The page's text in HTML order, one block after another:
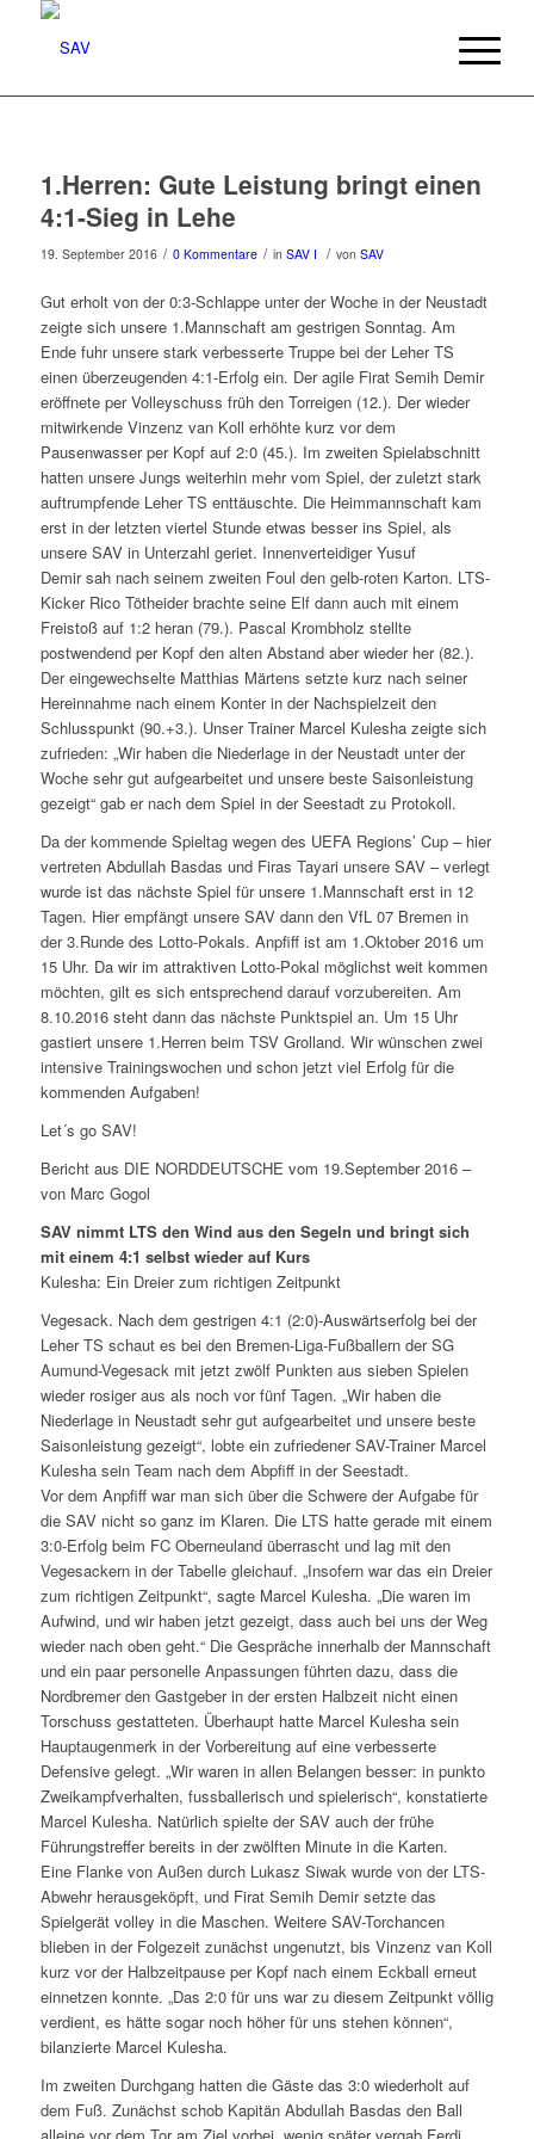
1.Herren: Gute Leistung bringt einen
4:1-Sieg in Lehe
19. September 2016 / 0 Kommentare / in SAV I / von SAV
Gut erholt von der 0:3-Schlappe unter der Woche in der Neustadt
zeigte sich unsere 1.Mannschaft am gestrigen Sonntag. Am
Ende fuhr unsere stark verbesserte Truppe bei der Leher TS
einen überzeugenden 4:1-Erfolg ein. Der agile Firat Semih Demir
eröffnete per Volleyschuss früh den Torreigen (12.). Der wieder
mitwirkende Vinzenz van Koll erhöhte kurz vor dem
Pausenwasser per Kopf auf 2:0 (45.). Im zweiten Spielabschnitt
hatten unsere Jungs weiterhin mehr vom Spiel, der zuletzt stark
auftrumpfende Leher TS enttäuschte. Die Heimmannschaft kam
erst in der letzten viertel Stunde etwas besser ins Spiel, als
unsere SAV in Unterzahl geriet. Innenverteidiger Yusuf
Demir sah nach seinem zweiten Foul den gelb-roten Karton. LTS-
Kicker Rico Tötheider brachte seine Elf dann auch mit einem
Freistoß auf 1:2 heran (79.). Pascal Krombholz stellte
postwendend per Kopf den alten Abstand aber wieder her (82.).
Der eingewechselte Matthias Märtens setzte kurz nach seiner
Hereinnahme nach einem Konter in der Nachspielzeit den
Schlusspunkt (90.+3.). Unser Trainer Marcel Kulesha zeigte sich
zufrieden: „Wir haben die Niederlage in der Neustadt unter der
Woche sehr gut aufgearbeitet und unsere beste Saisonleistung
gezeigt“ gab er nach dem Spiel in der Seestadt zu Protokoll.
Da der kommende Spieltag wegen des UEFA Regions’ Cup – hier
vertreten Abdullah Basdas und Firas Tayari unsere SAV – verlegt
wurde ist das nächste Spiel für unsere 1.Mannschaft erst in 12
Tagen. Hier empfängt unsere SAV dann den VfL 07 Bremen in
der 3.Runde des Lotto-Pokals. Anpfiff ist am 1.Oktober 2016 um
15 Uhr. Da wir im attraktiven Lotto-Pokal möglichst weit kommen
möchten, gilt es sich entsprechend darauf vorzubereiten. Am
8.10.2016 steht dann das nächste Punktspiel an. Um 15 Uhr
gastiert unsere 1.Herren beim TSV Grolland. Wir wünschen zwei
intensive Trainingswochen und schon jetzt viel Erfolg für die
kommenden Aufgaben!
Let´s go SAV!
Bericht aus DIE NORDDEUTSCHE vom 19.September 2016 –
von Marc Gogol
SAV nimmt LTS den Wind aus den Segeln und bringt sich
mit einem 4:1 selbst wieder auf Kurs
Kulesha: Ein Dreier zum richtigen Zeitpunkt
Vegesack. Nach dem gestrigen 4:1 (2:0)-Auswärtserfolg bei der
Leher TS schaut es bei den Bremen-Liga-Fußballern der SG
Aumund-Vegesack mit jetzt zwölf Punkten aus sieben Spielen
wieder rosiger aus als noch vor fünf Tagen. „Wir haben die
Niederlage in Neustadt sehr gut aufgearbeitet und unsere beste
Saisonleistung gezeigt“, lobte ein zufriedener SAV-Trainer Marcel
Kulesha sein Team nach dem Abpfiff in der Seestadt.
Vor dem Anpfiff war man sich über die Schwere der Aufgabe für
die SAV nicht so ganz im Klaren. Die LTS hatte gerade mit einem
3:0-Erfolg beim FC Oberneuland überrascht und lag mit den
Vegesackern in der Tabelle gleichauf. „Insofern war das ein Dreier
zum richtigen Zeitpunkt“, sagte Marcel Kulesha. „Die waren im
Aufwind, und wir haben jetzt gezeigt, dass auch bei uns der Weg
wieder nach oben geht.“ Die Gespräche innerhalb der Mannschaft
und ein paar personelle Anpassungen führten dazu, dass die
Nordbremer den Gastgeber in der ersten Halbzeit nicht einen
Torschuss gestatteten. Überhaupt hatte Marcel Kulesha sein
Hauptaugenmerk in der Vorbereitung auf eine verbesserte
Defensive gelegt. „Wir waren in allen Belangen besser: in punkto
Zweikampfverhalten, fussballerisch und spielerisch“, konstatierte
Marcel Kulesha. Natürlich spielte der SAV auch der frühe
Führungstreffer bereits in der zwölften Minute in die Karten.
Eine Flanke von Außen durch Lukasz Siwak wurde von der LTS-
Abwehr herausgeköpft, und Firat Semih Demir setzte das
Spielgerät volley in die Maschen. Weitere SAV-Torchancen
blieben in der Folgezeit zunächst ungenutzt, bis Vinzenz van Koll
kurz vor der Halbzeitpause per Kopf nach einem Eckball erneut
einnetzen konnte. „Das 2:0 für uns war zu diesem Zeitpunkt völlig
verdient, es hätte sogar noch höher für uns stehen können“,
bilanzierte Marcel Kulesha.
Im zweiten Durchgang hatten die Gäste das 3:0 wiederholt auf
dem Fuß. Zunächst schob Kapitän Abdullah Basdas den Ball